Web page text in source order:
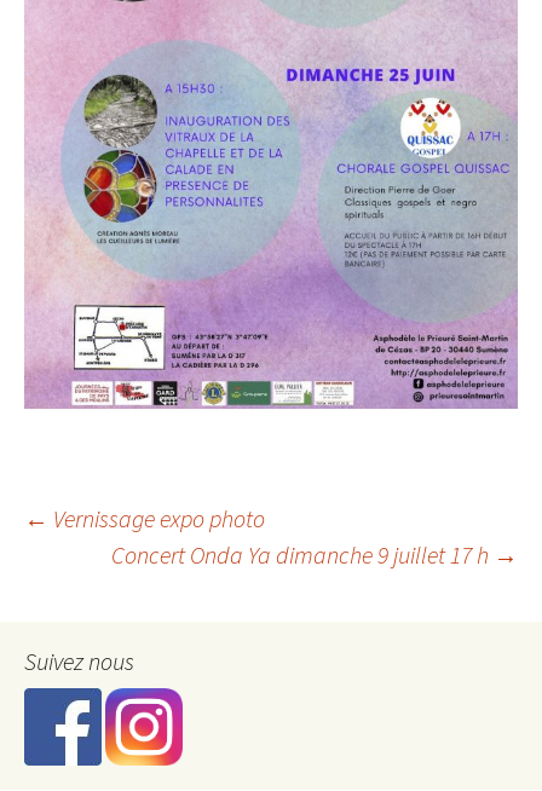
Navigation
articles
← Vernissage expo photo
Concert Onda Ya dimanche 9 juillet 17 h →
Suivez nous